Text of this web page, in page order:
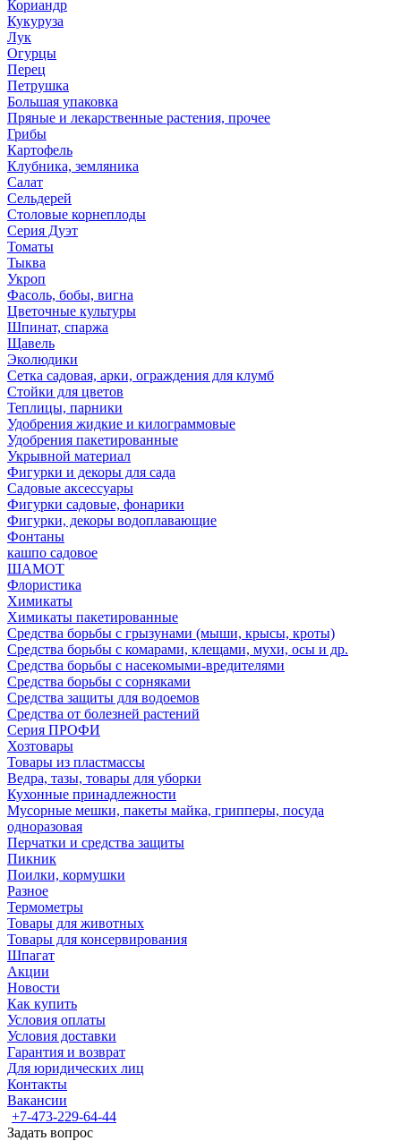
Кориандр
Кукуруза
Лук
Огурцы
Перец
Петрушка
Большая упаковка
Пряные и лекарственные растения, прочее
Грибы
Картофель
Клубника, земляника
Салат
Сельдерей
Столовые корнеплоды
Серия Дуэт
Томаты
Тыква
Укроп
Фасоль, бобы, вигна
Цветочные культуры
Шпинат, спаржа
Щавель
Эколюдики
Сетка садовая, арки, ограждения для клумб
Стойки для цветов
Теплицы, парники
Удобрения жидкие и килограммовые
Удобрения пакетированные
Укрывной материал
Фигурки и декоры для сада
Садовые аксессуары
Фигурки садовые, фонарики
Фигурки, декоры водоплавающие
Фонтаны
кашпо садовое
ШАМОТ
Флористика
Химикаты
Химикаты пакетированные
Средства борьбы с грызунами (мыши, крысы, кроты)
Средства борьбы с комарами, клещами, мухи, осы и др.
Средства борьбы с насекомыми-вредителями
Средства борьбы с сорняками
Средства защиты для водоемов
Средства от болезней растений
Серия ПРОФИ
Хозтовары
Товары из пластмассы
Ведра, тазы, товары для уборки
Кухонные принадлежности
Мусорные мешки, пакеты майка, грипперы, посуда
одноразовая
Перчатки и средства защиты
Пикник
Поилки, кормушки
Разное
Термометры
Товары для животных
Товары для консервирования
Шпагат
Акции
Новости
Как купить
Условия оплаты
Условия доставки
Гарантия и возврат
Для юридических лиц
Контакты
Вакансии
+7-473-229-64-44
Задать вопрос